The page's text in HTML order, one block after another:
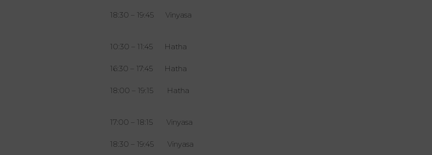
18:30 – 19:45 Vinyasa
10:30 – 11:45 Hatha
16:30 – 17:45 Hatha
18:00 – 19:15 Hatha
17:00 – 18:15 Vinyasa
18:30 – 19:45 Vinyasa